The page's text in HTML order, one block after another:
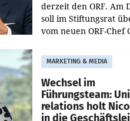
derzeit den ORF. Am
soll im Stiftungsrat
vom neuen ORF-Chef
Besetzungen für die
Direktionen
werden.
MARKETING & MEDIA
Wechsel im
Führungsteam:
relations holt
in die